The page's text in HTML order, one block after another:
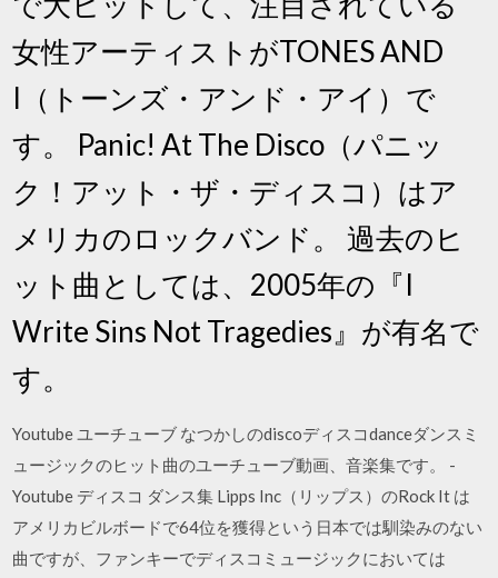
女性アーティストがTONES AND
I（トーンズ・アンド・アイ）で
す。 Panic! At The Disco（パニッ
ク！アット・ザ・ディスコ）はア
メリカのロックバンド。 過去のヒ
ット曲としては、2005年の『I
Write Sins Not Tragedies』が有名で
す。
Youtube ユーチューブ なつかしのdiscoディスコdanceダンスミ
ュージックのヒット曲のユーチューブ動画、音楽集です。 -
Youtube ディスコ ダンス集 Lipps Inc（リップス）のRock It は
アメリカビルボードで64位を獲得という日本では馴染みのない
曲ですが、ファンキーでディスコミュージックにおいては